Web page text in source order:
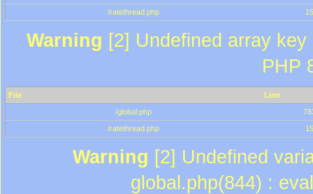
/ratethread.php
15
Warning [2] Undefined array
PHP
File
Line
/global.php
/ratethread.php
15
Warning [2] Undefined
global.php(844) :